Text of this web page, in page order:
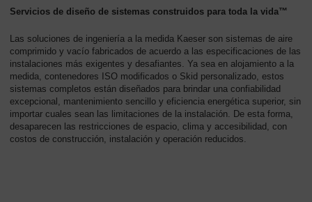
Contenido
Servicios de diseño de sistemas construidos para toda la vida™
Las soluciones de ingeniería a la medida Kaeser son sistemas de aire
comprimido y vacío fabricados de acuerdo a las especificaciones de las
instalaciones más exigentes y desafiantes. Ya sea en alojamiento a la
medida, contenedores ISO modificados o Skid personalizado, estos
sistemas completos están diseñados para brindar una confiabilidad
excepcional, mantenimiento sencillo y eficiencia energética superior, sin
importar cuales sean las limitaciones de la instalación. De esta forma,
desaparecen las restricciones de espacio, clima y accesibilidad, con
costos de construcción, instalación y operación reducidos.